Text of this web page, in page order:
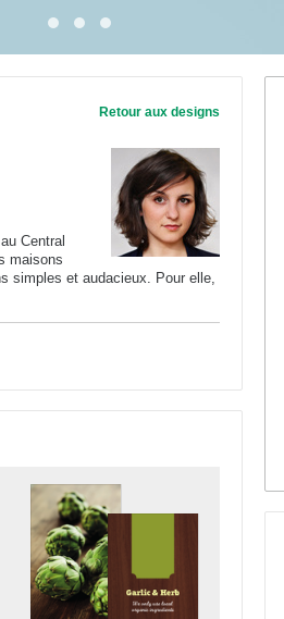
Retour aux designs
Central
maisons
simples et audacieux. Pour elle,